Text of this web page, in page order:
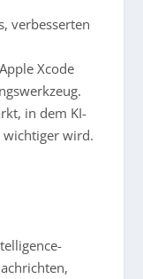
verbesserten
Xcode
in dem KI-
wird.